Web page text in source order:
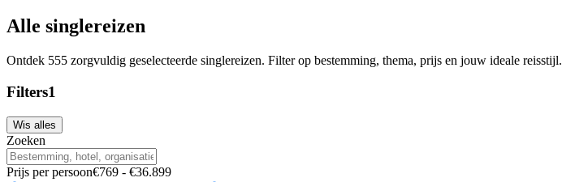
Alle singlereizen
Ontdek 555 zorgvuldig geselecteerde singlereizen. Filter op bestemming, thema, prijs en jouw ideale reisstijl.
Filters1
Wis alles
Zoeken
Prijs per persoon€769 - €36.899